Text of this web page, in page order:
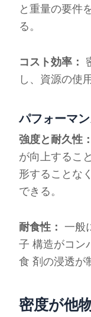
と重量の要件
る。
コスト効率：
し、資源の使
パフォーマ
強度と耐久性：
が向上するこ
形することな
できる。
耐食性： 一般
子 構造がコン
食 剤の浸透が
密度が他